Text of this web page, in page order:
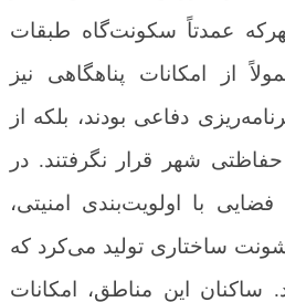
عمدتاً سکونت‌گاه طبقات
از امکانات پناهگاهی نیز
دفاعی بودند، بلکه از
حفاظتی شهر قرار نگرفتند. در
فضایی با اولویت‌بندی امنیتی،
ساختاری تولید می‌کرد که
ساکنان این مناطق، امکانات